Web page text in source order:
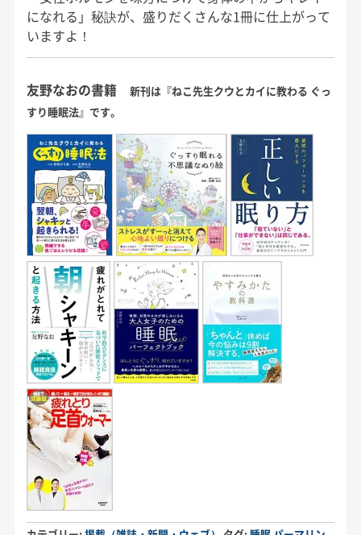
になれる」秘訣が、盛りだくさんな1冊に仕上がって
いますよ！
友野なおの書籍
新刊は『ねこ先生クウとカイに教わる ぐっ
すり睡眠法』です。